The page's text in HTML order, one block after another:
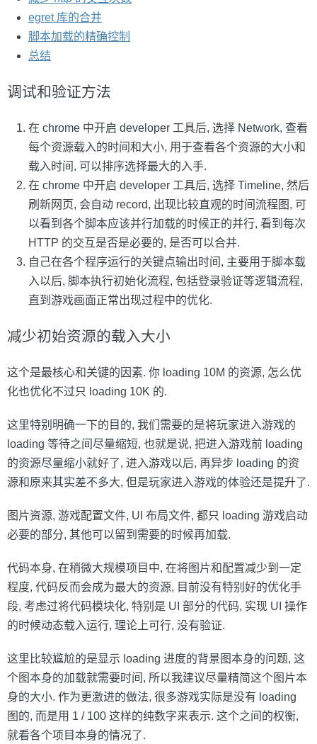
egret 库的合并
脚本加载的精确控制
总结
调试和验证方法
在 chrome 中开启 developer 工具后, 选择 Network, 查看
每个资源载入的时间和大小, 用于查看各个资源的大小和
载入时间, 可以排序选择最大的入手.
在 chrome 中开启 developer 工具后, 选择 Timeline, 然后
刷新网页, 会自动 record, 出现比较直观的时间流程图, 可
以看到各个脚本应该并行加载的时候正的并行, 看到每次
HTTP 的交互是否是必要的, 是否可以合并.
自己在各个程序运行的关键点输出时间, 主要用于脚本载
入以后, 脚本执行初始化流程, 包括登录验证等逻辑流程,
直到游戏画面正常出现过程中的优化.
减少初始资源的载入大小
这个是最核心和关键的因素. 你 loading 10M 的资源, 怎么优
化也优化不过只 loading 10K 的.
这里特别明确一下的目的, 我们需要的是将玩家进入游戏的
loading 等待之间尽量缩短, 也就是说, 把进入游戏前 loading
的资源尽量缩小就好了, 进入游戏以后, 再异步 loading 的资
源和原来其实差不多大, 但是玩家进入游戏的体验还是提升了.
图片资源, 游戏配置文件, UI 布局文件, 都只 loading 游戏启动
必要的部分, 其他可以留到需要的时候再加载.
代码本身, 在稍微大规模项目中, 在将图片和配置减少到一定
程度, 代码反而会成为最大的资源, 目前没有特别好的优化手
段, 考虑过将代码模块化, 特别是 UI 部分的代码, 实现 UI 操作
的时候动态载入运行, 理论上可行, 没有验证.
这里比较尴尬的是显示 loading 进度的背景图本身的问题, 这
个图本身的加载就需要时间, 所以我建议尽量精简这个图片本
身的大小. 作为更激进的做法, 很多游戏实际是没有 loading
图的, 而是用 1 / 100 这样的纯数字来表示. 这个之间的权衡,
就看各个项目本身的情况了.